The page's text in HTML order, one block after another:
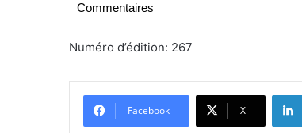
Commentaires
Numéro d’édition: 267
Facebook X